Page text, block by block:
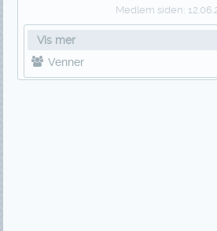
Medlem siden:
Vis mer
Venner